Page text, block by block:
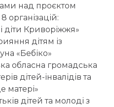
над проєктом
діти Криворіжжя»
«Бебіко»
дітей-інвалідів та
матері»